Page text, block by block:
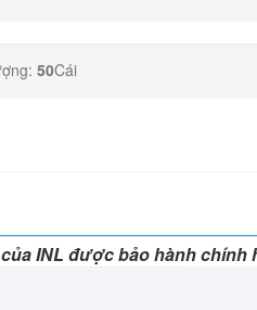
50Cái
INL được bảo hành chính